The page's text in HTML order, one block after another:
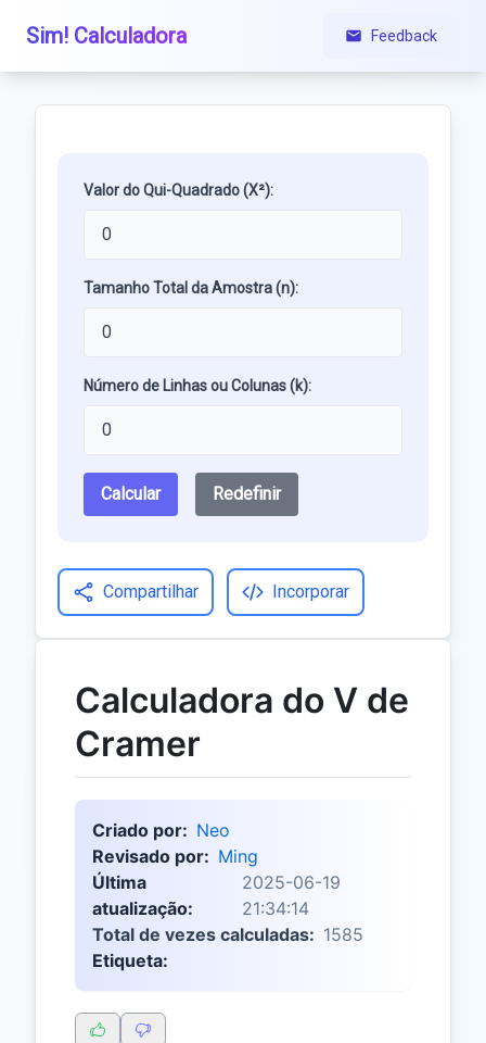
Sim! Calculadora Feedback
Valor do Qui-Quadrado (X²):
Tamanho Total da Amostra (n):
Número de Linhas ou Colunas (k):
Calcular Redefinir
Compartilhar Incorporar
Calculadora do V de
Cramer
Criado por: Neo
Revisado por: Ming
Última
atualização:
2025-06-19
21:34:14
Total de vezes calculadas: 1585
Etiqueta: